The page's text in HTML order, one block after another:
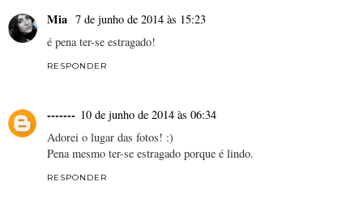
Mia 7 de junho de 2014 às 15:23
é pena ter-se estragado!
RESPONDER
------- 10 de junho de 2014 às 06:34
Adorei o lugar das fotos! :)
Pena mesmo ter-se estragado porque é lindo.
RESPONDER